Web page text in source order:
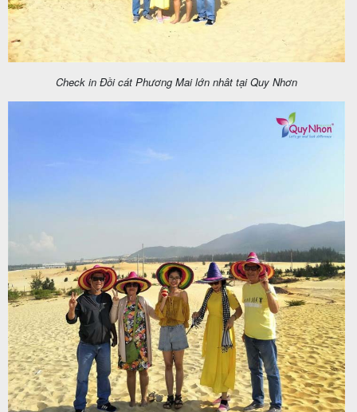
Check in Đồi cát Phương Mai lớn nhât tại Quy Nhơn